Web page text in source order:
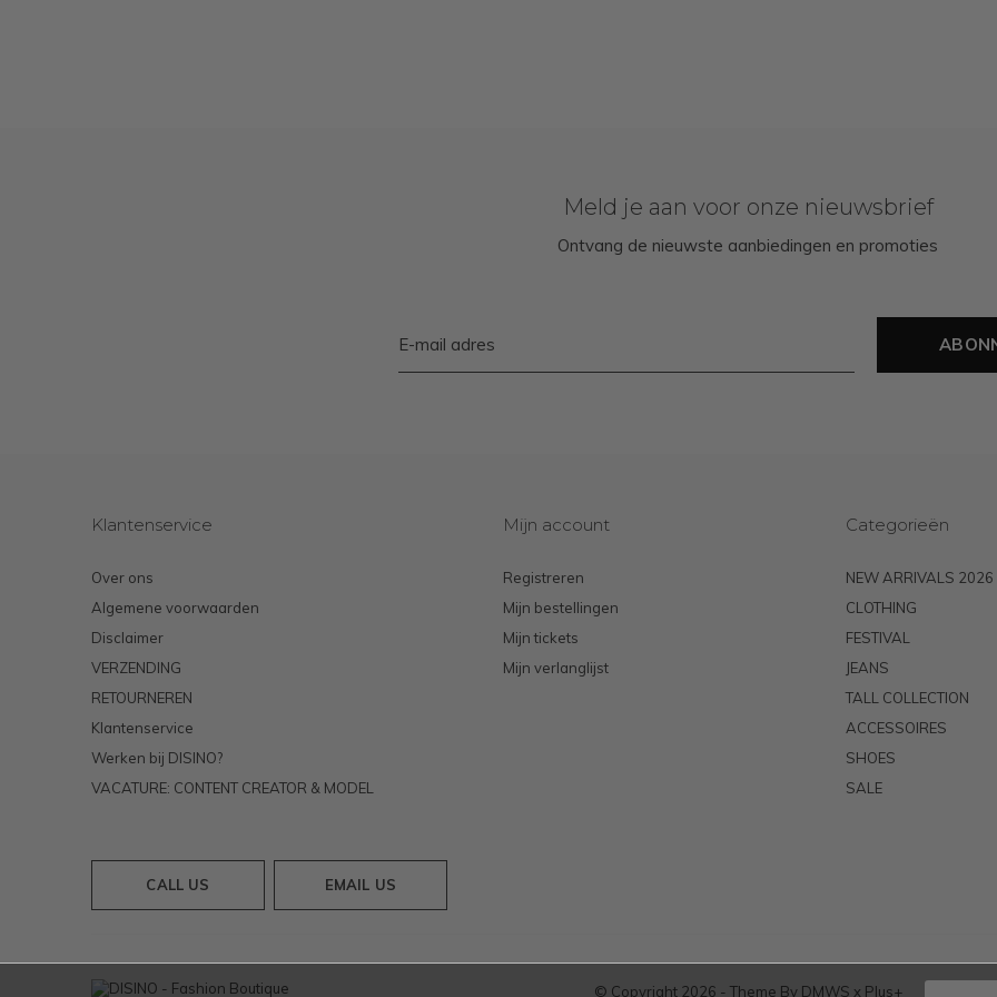
Meld je aan voor onze nieuwsbrief
Ontvang de nieuwste aanbiedingen en promoties
Klantenservice
Over ons
Algemene voorwaarden
Disclaimer
VERZENDING
RETOURNEREN
Klantenservice
Werken bij DISINO?
VACATURE: CONTENT CREATOR & MODEL
Mijn account
Registreren
Mijn bestellingen
Mijn tickets
Mijn verlanglijst
Categorieën
NEW ARRIVALS 2026
CLOTHING
FESTIVAL
JEANS
TALL COLLECTION
ACCESSOIRES
SHOES
SALE
CALL US EMAIL US
© Copyright 2026 - Theme By DMWS x Plus+